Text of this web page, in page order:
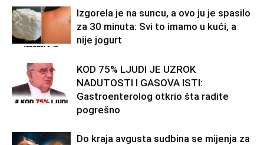
Izgorela je na suncu, a ovo ju je spasilo
za 30 minuta: Svi to imamo u kući, a
nije jogurt
KOD 75% LJUDI JE UZROK
NADUTOSTI I GASOVA ISTI:
Gastroenterolog otkrio šta radite
pogrešno
Do kraja avgusta sudbina se mijenja za